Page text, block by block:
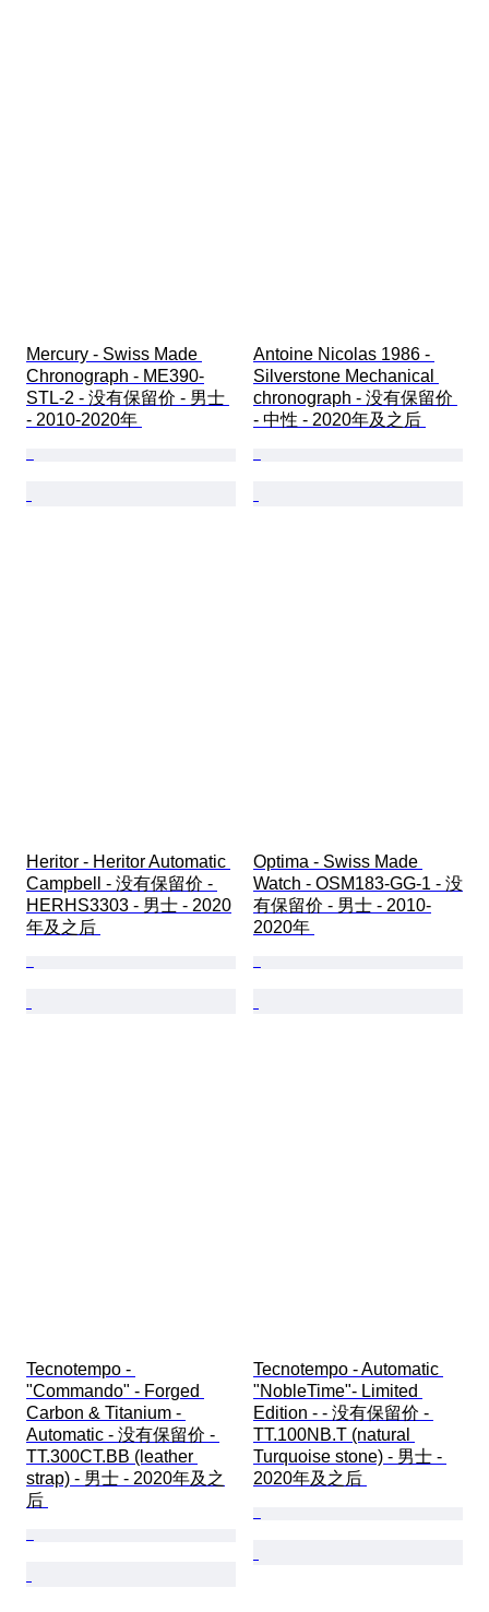
Mercury - Swiss Made
Chronograph - ME390-
STL-2 - 没有保留价 - 男士
- 2010-2020年
Antoine Nicolas 1986 -
Silverstone Mechanical
chronograph - 没有保留价
- 中性 - 2020年及之后
Heritor - Heritor Automatic
Campbell - 没有保留价 -
HERHS3303 - 男士 - 2020
年及之后
Optima - Swiss Made
Watch - OSM183-GG-1 - 没
有保留价 - 男士 - 2010-
2020年
Tecnotempo -
"Commando" - Forged
Carbon & Titanium -
Automatic - 没有保留价 -
TT.300CT.BB (leather
strap) - 男士 - 2020年及之
后
Tecnotempo - Automatic
"NobleTime"- Limited
Edition - - 没有保留价 -
TT.100NB.T (natural
Turquoise stone) - 男士 -
2020年及之后